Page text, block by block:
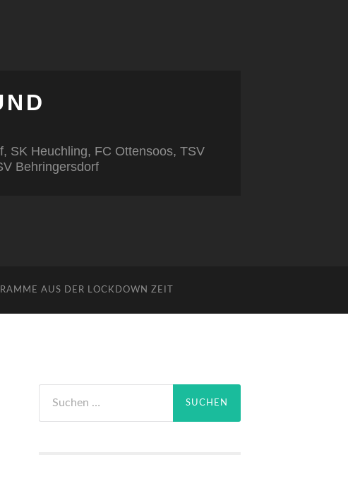
SK Heuchling, FC Ottensoos, TSV
Behringersdorf
AUS DER LOCKDOWN ZEIT
nach: